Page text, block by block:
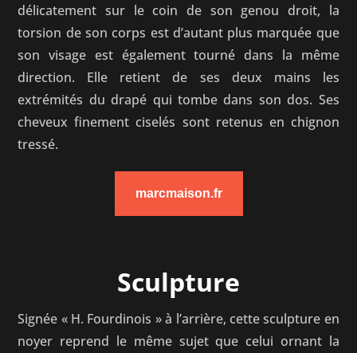
délicatement sur le coin de son genou droit, la
torsion de son corps est d’autant plus marquée que
son visage est également tourné dans la même
direction. Elle retient de ses deux mains les
extrémités du drapé qui tombe dans son dos. Ses
cheveux finement ciselés sont retenus en chignon
tressé.
marcmaison.fr
Sculpture
Signée « H. Fourdinois » à l’arrière, cette sculpture en
noyer reprend le même sujet que celui ornant la